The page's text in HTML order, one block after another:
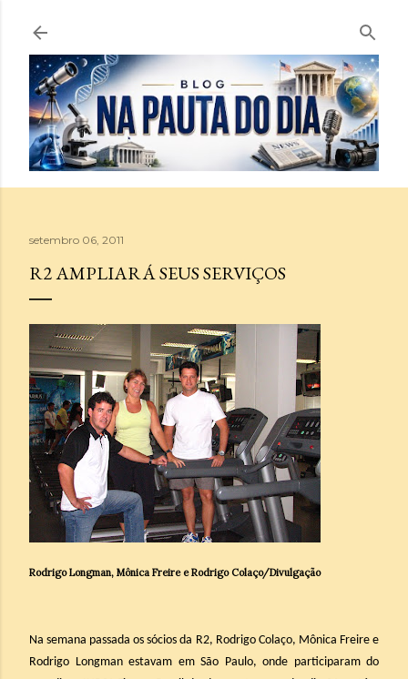
Pular para o conteúdo principal
setembro 06, 2011
R2 AMPLIARÁ SEUS SERVIÇOS
Rodrigo Longman, Mônica Freire eRodrigo Colaço/Divulgação
Na semana passada os sócios da R2, Rodrigo Colaço, Mônica Freire e
Rodrigo Longman estavam em São Paulo, onde participaram do